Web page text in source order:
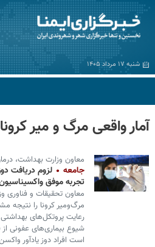
شنبه ۱۷ مرداد ۱۴۰۵
آمار واقعی مرگ و میر
معاون وزارت بهداشت،
جامعه
لزوم دریافت
تجربه موفق
معاون تحقیقات و فناوری
مرگ‌ومیر کرونا را نتیجه
رعایت پروتکل‌های
شیوع بیماری‌های عفونی
است افراد دوز یادآور